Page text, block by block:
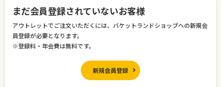
まだ会員登録されていないお客様
アウトレットでご注文いただくには、バケットランドショップへの新規会
員登録が必要となります。
※登録料・年会費は無料です。
新規会員登録